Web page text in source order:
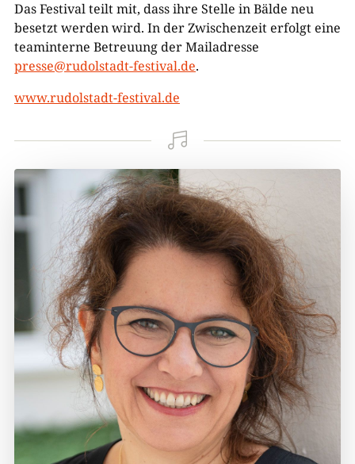
Das Festival teilt mit, dass ihre Stelle in Bälde neu
besetzt werden wird. In der Zwischenzeit erfolgt eine
teaminterne Betreuung der Mailadresse
presse@rudolstadt-festival.de.
www.rudolstadt-festival.de
